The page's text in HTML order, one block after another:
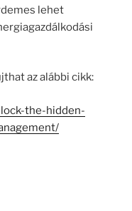
lehet
az alábbi cikk:
the-hidden-